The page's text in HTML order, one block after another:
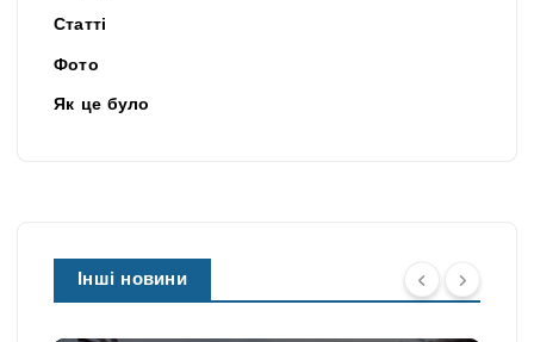
Статті
Фото
Як це було
Інші новини